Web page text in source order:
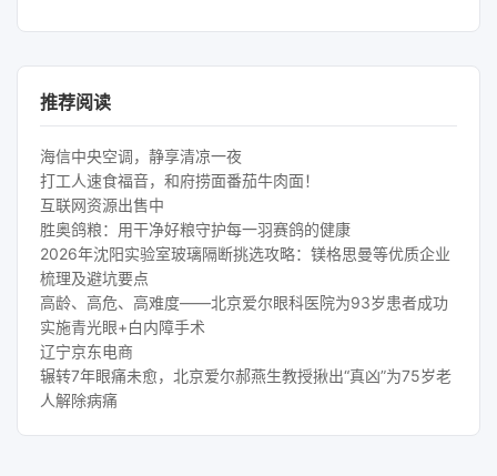
推荐阅读
海信中央空调，静享清凉一夜
打工人速食福音，和府捞面番茄牛肉面！
互联网资源出售中
胜奥鸽粮：用干净好粮守护每一羽赛鸽的健康
2026年沈阳实验室玻璃隔断挑选攻略：镁格思曼等优质企业
梳理及避坑要点
高龄、高危、高难度——北京爱尔眼科医院为93岁患者成功
实施青光眼+白内障手术
辽宁京东电商
辗转7年眼痛未愈，北京爱尔郝燕生教授揪出“真凶”为75岁老
人解除病痛